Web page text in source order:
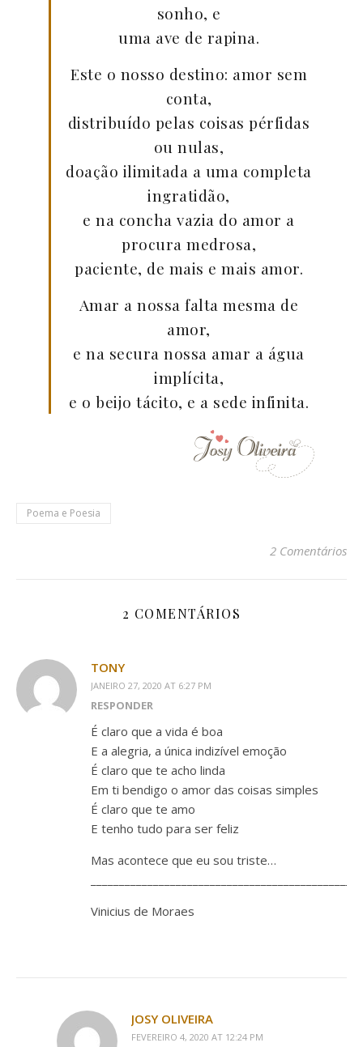
sonho, e
uma ave de rapina.
Este o nosso destino: amor sem
conta,
distribuído pelas coisas pérfidas
ou nulas,
doação ilimitada a uma completa
ingratidão,
e na concha vazia do amor a
procura medrosa,
paciente, de mais e mais amor.
Amar a nossa falta mesma de
amor,
e na secura nossa amar a água
implícita,
e o beijo tácito, e a sede infinita.
Poema e Poesia
2 Comentários
2 COMENTÁRIOS
TONY
JANEIRO 27, 2020 AT 6:27 PM
RESPONDER
É claro que a vida é boa
E a alegria, a única indizível emoção
É claro que te acho linda
Em ti bendigo o amor das coisas simples
É claro que te amo
E tenho tudo para ser feliz
Mas acontece que eu sou triste…
Vinicius de Moraes
JOSY OLIVEIRA
FEVEREIRO 4, 2020 AT 12:24 PM